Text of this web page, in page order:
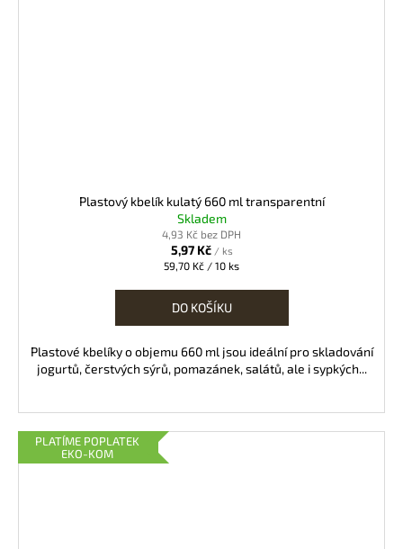
Plastový kbelík kulatý 660 ml transparentní
Skladem
4,93 Kč bez DPH
5,97 Kč / ks
Měrná
59,70 Kč / 10 ks
DO KOŠÍKU
Plastové kbelíky o objemu 660 ml jsou ideální pro skladování
jogurtů, čerstvých sýrů, pomazánek, salátů, ale i sypkých...
PLATÍME POPLATEK
EKO-KOM